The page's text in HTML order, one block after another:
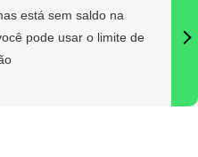
está sem saldo na
pode usar o limite de